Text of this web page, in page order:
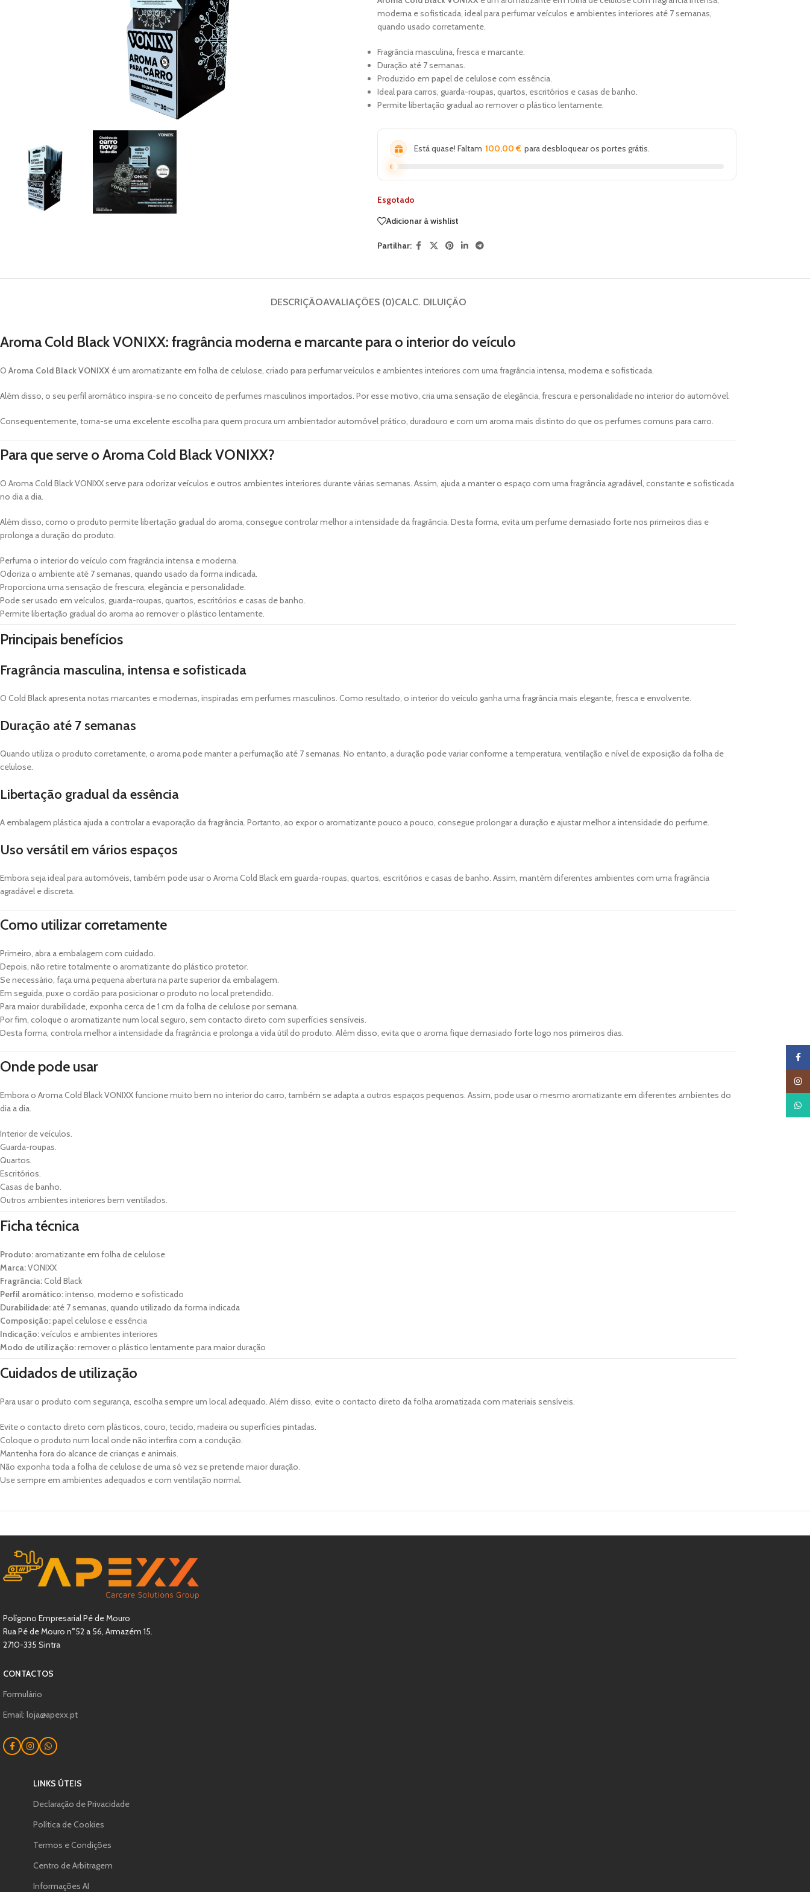
moderna e sofisticada, ideal para perfumar veículos e ambientes interiores até 7 semanas,
quando usado corretamente.
Fragrância masculina, fresca e marcante.
Duração até 7 semanas.
Produzido em papel de celulose com essência.
Ideal para carros, guarda-roupas, quartos, escritórios e casas de banho.
Permite libertação gradual ao remover o plástico lentamente.
Está quase! Faltam 100,00€ para desbloquear os portes grátis.
Esgotado
Adicionar à wishlist
Partilhar:
DESCRIÇÃOAVALIAÇÕES (0)CALC. DILUIÇÃO
Aroma Cold Black VONIXX: fragrância moderna e marcante para o interior do veículo
O Aroma Cold Black VONIXX é um aromatizante em folha de celulose, criado para perfumar veículos e ambientes interiores com uma fragrância intensa, moderna e sofisticada.
Além disso, o seu perfil aromático inspira-se no conceito de perfumes masculinos importados. Por esse motivo, cria uma sensação de elegância, frescura e personalidade no interior do automóvel.
Consequentemente, torna-se uma excelente escolha para quem procura um ambientador automóvel prático, duradouro e com um aroma mais distinto do que os perfumes comuns para carro.
Para que serve o Aroma Cold Black VONIXX?
O Aroma Cold Black VONIXX serve para odorizar veículos e outros ambientes interiores durante várias semanas. Assim, ajuda a manter o espaço com uma fragrância agradável, constante e sofisticada
no dia a dia.
Além disso, como o produto permite libertação gradual do aroma, consegue controlar melhor a intensidade da fragrância. Desta forma, evita um perfume demasiado forte nos primeiros dias e
prolonga a duração do produto.
Perfuma o interior do veículo com fragrância intensa e moderna.
Odoriza o ambiente até 7 semanas, quando usado da forma indicada.
Proporciona uma sensação de frescura, elegância e personalidade.
Pode ser usado em veículos, guarda-roupas, quartos, escritórios e casas de banho.
Permite libertação gradual do aroma ao remover o plástico lentamente.
Principais benefícios
Fragrância masculina, intensa e sofisticada
O Cold Black apresenta notas marcantes e modernas, inspiradas em perfumes masculinos. Como resultado, o interior do veículo ganha uma fragrância mais elegante, fresca e envolvente.
Duração até 7 semanas
Quando utiliza o produto corretamente, o aroma pode manter a perfumação até 7 semanas. No entanto, a duração pode variar conforme a temperatura, ventilação e nível de exposição da folha de
celulose.
Libertação gradual da essência
A embalagem plástica ajuda a controlar a evaporação da fragrância. Portanto, ao expor o aromatizante pouco a pouco, consegue prolongar a duração e ajustar melhor a intensidade do perfume.
Uso versátil em vários espaços
Embora seja ideal para automóveis, também pode usar o Aroma Cold Black em guarda-roupas, quartos, escritórios e casas de banho. Assim, mantém diferentes ambientes com uma fragrância
agradável e discreta.
Como utilizar corretamente
Primeiro, abra a embalagem com cuidado.
Depois, não retire totalmente o aromatizante do plástico protetor.
Se necessário, faça uma pequena abertura na parte superior da embalagem.
Em seguida, puxe o cordão para posicionar o produto no local pretendido.
Para maior durabilidade, exponha cerca de 1 cm da folha de celulose por semana.
Por fim, coloque o aromatizante num local seguro, sem contacto direto com superfícies sensíveis.
Desta forma, controla melhor a intensidade da fragrância e prolonga a vida útil do produto. Além disso, evita que o aroma fique demasiado forte logo nos primeiros dias.
Onde pode usar
Embora o Aroma Cold Black VONIXX funcione muito bem no interior do carro, também se adapta a outros espaços pequenos. Assim, pode usar o mesmo aromatizante em diferentes ambientes do
dia a dia.
Interior de veículos.
Guarda-roupas.
Quartos.
Escritórios.
Casas de banho.
Outros ambientes interiores bem ventilados.
Ficha técnica
Produto: aromatizante em folha de celulose
Marca:VONIXX
Fragrância:Cold Black
Perfil aromático:intenso, moderno e sofisticado
Durabilidade: até 7 semanas, quando utilizado da forma indicada
Composição:papel celulose e essência
Indicação:veículos e ambientes interiores
Modo de utilização:remover o plástico lentamente para maior duração
Cuidados de utilização
Para usar o produto com segurança, escolha sempre um local adequado. Além disso, evite o contacto direto da folha aromatizada com materiais sensíveis.
Evite o contacto direto com plásticos, couro, tecido, madeira ou superfícies pintadas.
Coloque o produto num local onde não interfira com a condução.
Mantenha fora do alcance de crianças e animais.
Não exponha toda a folha de celulose de uma só vez se pretende maior duração.
Use sempre em ambientes adequados e com ventilação normal.
Polígono Empresarial Pé de Mouro
Rua Pé de Mouro n°52 a 56, Armazém 15.
2710-335 Sintra
CONTACTOS
Formulário
Email: loja@apexx.pt
LINKS ÚTEIS
Declaração de Privacidade
Política de Cookies
Termos e Condições
Centro de Arbitragem
Informações AI